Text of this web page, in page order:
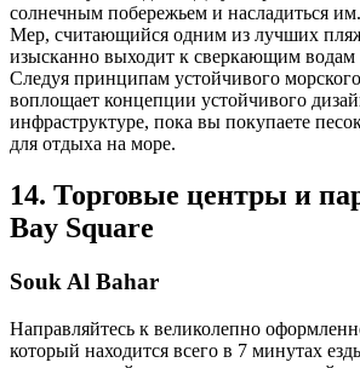
солнечным побережьем и насладиться
Мер, считающийся одним из лучших
изысканно выходит к сверкающим водам
Следуя принципам устойчивого
воплощает концепции устойчивого
инфраструктуре, пока вы покупаете
для отдыха на море.
14. Торговые центры и
Bay Square
Souk Al Bahar
Направляйтесь к великолепно
который находится всего в 7 минутах